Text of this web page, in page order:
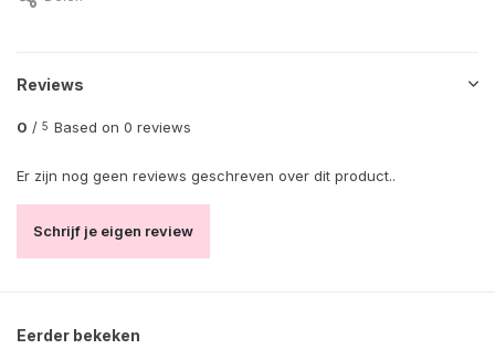
Reviews
0 / 5 Based on 0 reviews
Er zijn nog geen reviews geschreven over dit product..
Schrijf je eigen review
Eerder bekeken